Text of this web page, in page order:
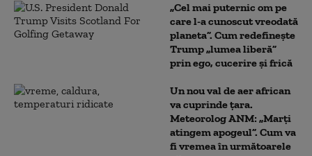
„Cel mai puternic om pe
care l-a cunoscut vreodată
planeta”. Cum redefinește
Trump „lumea liberă”
prin ego, cucerire și frică
Un nou val de aer african
va cuprinde țara.
Meteorolog ANM: „Marți
atingem apogeul”. Cum va
fi vremea în următoarele